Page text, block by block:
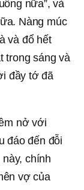
nữa”, và
Nàng múc
và đổ hết
trong sáng và
đầy tớ đã
nở với
đáo đến đỗi
chính
vợ của